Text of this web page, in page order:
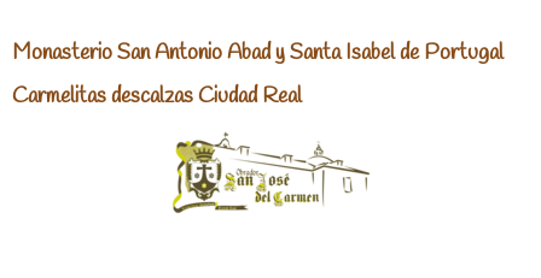
Monasterio San Antonio Abad y Santa Isabel de Portugal
Carmelitas descalzas Ciudad Real